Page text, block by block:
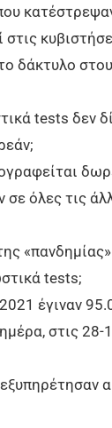
στις
δάκτυλο
tests δεν
όλες τις
tests;
έγιναν
στις 28-